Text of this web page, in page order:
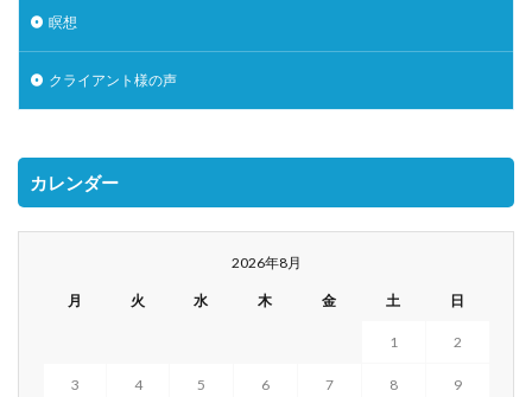
瞑想
クライアント様の声
カレンダー
2026年8月
月 火 水 木 金 土 日
1 2
3 4 5 6 7 8 9